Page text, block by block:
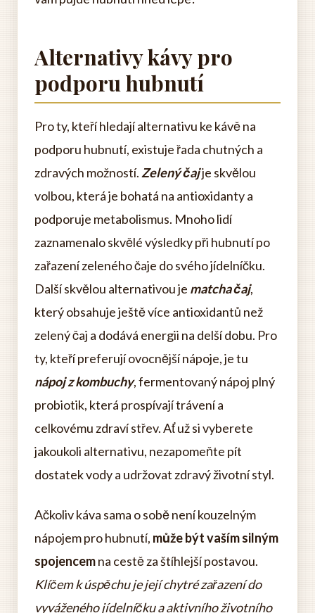
Alternativy kávy pro
podporu hubnutí
Pro ty, kteří hledají alternativu ke kávě na
podporu hubnutí, existuje řada chutných a
zdravých možností. Zelený čajje skvělou
volbou, která je bohatá na antioxidanty a
podporuje metabolismus. Mnoho lidí
zaznamenalo skvělé výsledky při hubnutí po
zařazení zeleného čaje do svého jídelníčku.
Další skvělou alternativou je matcha čaj,
který obsahuje ještě více antioxidantů než
zelený čaj a dodává energii na delší dobu. Pro
ty, kteří preferují ovocnější nápoje, je tu
nápoj z kombuchy, fermentovaný nápoj plný
probiotik, která prospívají trávení a
celkovému zdraví střev. Ať už si vyberete
jakoukoli alternativu, nezapomeňte pít
dostatek vody a udržovat zdravý životní styl.
Ačkoliv káva sama o sobě není kouzelným
nápojem pro hubnutí, může být vaším silným
spojencemna cestě za štíhlejší postavou.
Klíčem k úspěchu je její chytré zařazení do
vyváženého jídelníčku a aktivního životního